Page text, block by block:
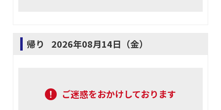
帰り 2026年08月14日（金）
ご迷惑をおかけしております